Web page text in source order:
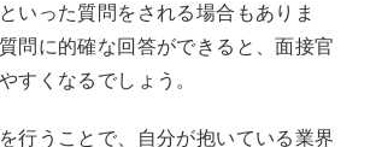
いった質問をされる場合もありま
問に的確な回答ができると、面接官
すくなるでしょう。
行うことで、自分が抱いている業界